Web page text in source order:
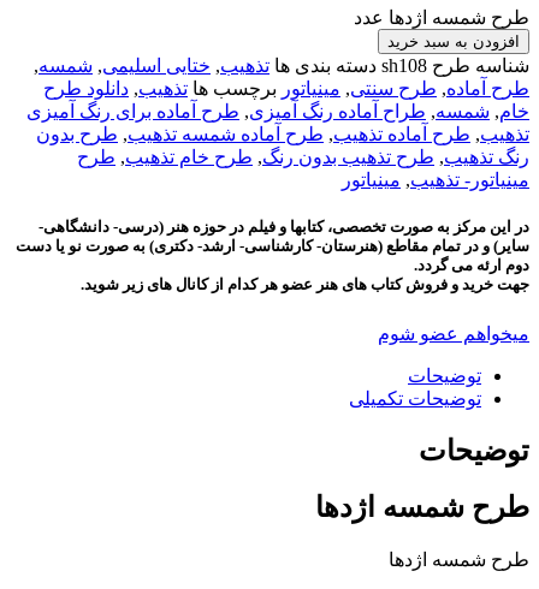
طرح شمسه اژدها عدد
افزودن به سبد خرید
شناسه طرح sh108 دسته بندی ها تذهیب, ختایی اسلیمی, شمسه,
طرح آماده, طرح سنتی, مینیاتور برچسب ها تذهیب, دانلود طرح
خام, شمسه, طراح آماده رنگ آمیزی, طرح آماده برای رنگ آمیزی
تذهیب, طرح آماده تذهیب, طرح آماده شمسه تذهیب, طرح بدون
رنگ تذهیب, طرح تذهیب بدون رنگ, طرح خام تذهیب, طرح
مینیاتور- تذهیب, مینیاتور
در این مرکز به صورت تخصصی، کتابها و فیلم در حوزه هنر (درسی- دانشگاهی-
سایر) و در تمام مقاطع (هنرستان- کارشناسی- ارشد- دکتری) به صورت نو یا دست
دوم ارئه می گردد.
جهت خرید و فروش کتاب های هنر عضو هر کدام از کانال های زیر شوید.
میخواهم عضو شوم
توضیحات
توضیحات تکمیلی
توضیحات
طرح شمسه اژدها
طرح شمسه اژدها